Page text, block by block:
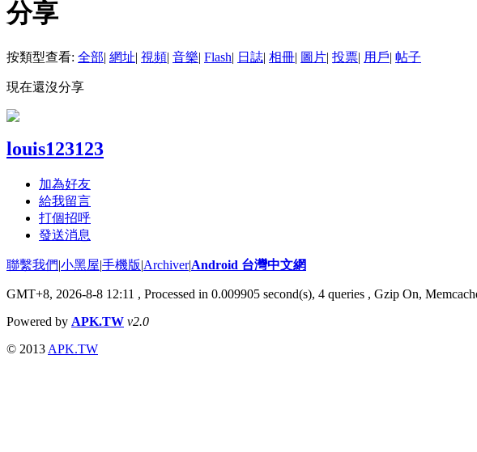
分享
按類型查看: 全部| 網址| 視頻| 音樂| Flash| 日誌| 相冊| 圖片| 投票| 用戶| 帖子
現在還沒分享
louis123123
加為好友
給我留言
打個招呼
發送消息
聯繫我們|小黑屋|手機版|Archiver|Android 台灣中文網
GMT+8, 2026-8-8 12:11 , Processed in 0.009905 second(s), 4 queries , Gzip On,
Powered by APK.TW v2.0
© 2013 APK.TW